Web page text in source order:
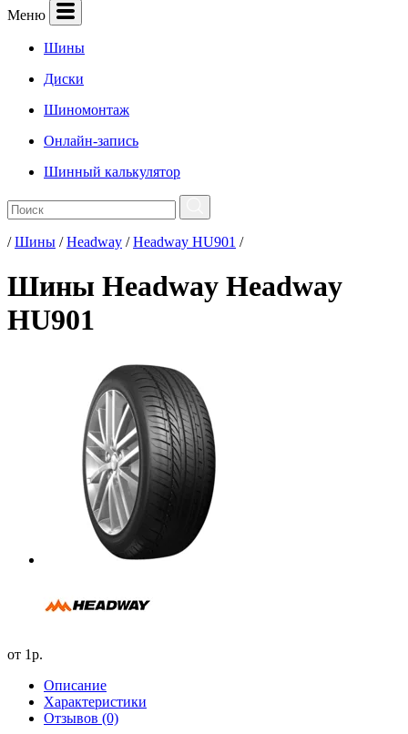
Меню
Шины
Диски
Шиномонтаж
Онлайн-запись
Шинный калькулятор
/Шины /Headway /Headway HU901 /
Шины Headway Headway
HU901
от 1р.
Описание
Характеристики
Отзывов (0)